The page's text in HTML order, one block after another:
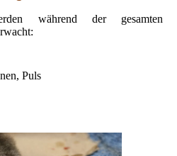
während der gesamten
Puls